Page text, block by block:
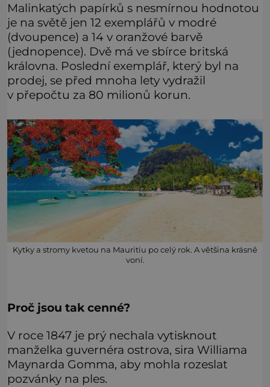
Malinkatých papírků s nesmírnou hodnotou
je na světě jen 12 exemplářů v modré
(dvoupence) a 14 v oranžové barvě
(jednopence). Dvě má ve sbírce britská
královna. Poslední exemplář, který byl na
prodej, se před mnoha lety vydražil
v přepočtu za 80 milionů korun.
Kytky a stromy kvetou na Mauritiu po celý rok. A většina krásně
voní.
Proč jsou tak cenné?
V roce 1847 je prý nechala vytisknout
manželka guvernéra ostrova, sira Williama
Maynarda Gomma, aby mohla rozeslat
pozvánky na ples.